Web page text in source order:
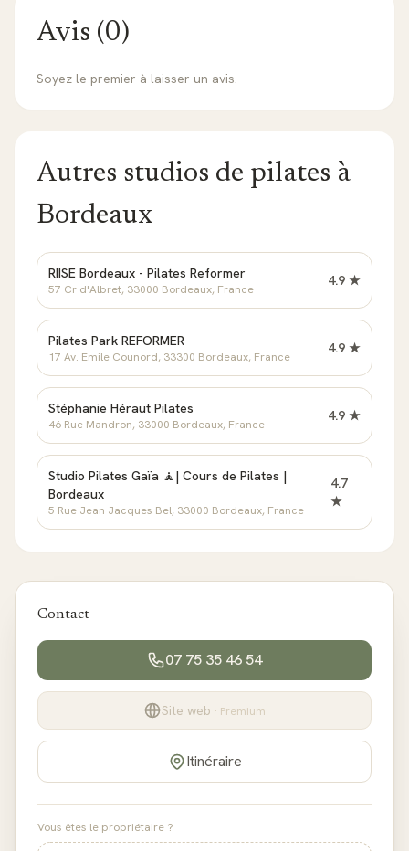
Avis (0)
Soyez le premier à laisser un avis.
Autres studios de pilates à
Bordeaux
RIISE Bordeaux - Pilates Reformer
57 Cr d'Albret, 33000 Bordeaux, France
4.9 ★
Pilates Park REFORMER
17 Av. Emile Counord, 33300 Bordeaux, France
4.9 ★
Stéphanie Héraut Pilates
46 Rue Mandron, 33000 Bordeaux, France
4.9 ★
Studio Pilates Gaïa 🧘| Cours de Pilates |
Bordeaux
5 Rue Jean Jacques Bel, 33000 Bordeaux, France
4.7
★
Contact
07 75 35 46 54
Site web · Premium
Itinéraire
Vous êtes le propriétaire ?